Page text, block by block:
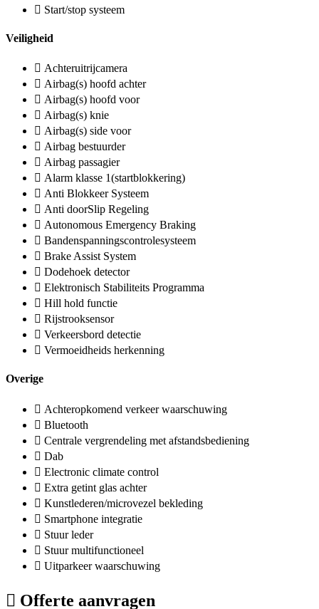
Start/stop systeem
Veiligheid
Achteruitrijcamera
Airbag(s) hoofd achter
Airbag(s) hoofd voor
Airbag(s) knie
Airbag(s) side voor
Airbag bestuurder
Airbag passagier
Alarm klasse 1(startblokkering)
Anti Blokkeer Systeem
Anti doorSlip Regeling
Autonomous Emergency Braking
Bandenspanningscontrolesysteem
Brake Assist System
Dodehoek detector
Elektronisch Stabiliteits Programma
Hill hold functie
Rijstrooksensor
Verkeersbord detectie
Vermoeidheids herkenning
Overige
Achteropkomend verkeer waarschuwing
Bluetooth
Centrale vergrendeling met afstandsbediening
Dab
Electronic climate control
Extra getint glas achter
Kunstlederen/microvezel bekleding
Smartphone integratie
Stuur leder
Stuur multifunctioneel
Uitparkeer waarschuwing
Offerte aanvragen